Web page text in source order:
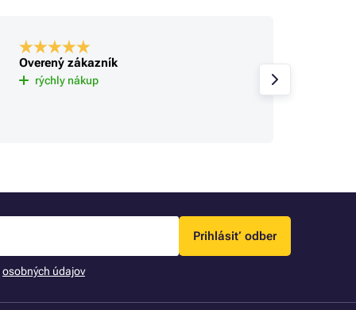
Overený zákazník
rýchly nákup
Prihlásiť odber
osobných údajov